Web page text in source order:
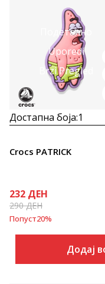
Подетално
Uporedi
Brzi Pregled
Достапна боја:1
Crocs PATRICK
232 ДЕН
290ДЕН
Попуст20%
Додај